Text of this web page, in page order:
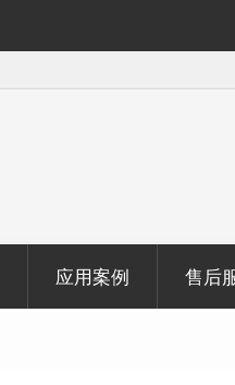
覆盖1000公里带状密林高
云数据及正射影像
应用案例 售后